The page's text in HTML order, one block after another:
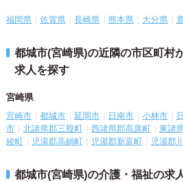
福岡県 佐賀県 長崎県 熊本県 大分県
都城市(宮崎県)の近隣の市区町村
求人を探す
宮崎県
宮崎市 都城市 延岡市 日南市 小林市
市
北諸県郡三股町 西諸県郡高原町 東諸
綾町
児湯郡高鍋町 児湯郡新富町 児湯郡
都城市(宮崎県)の介護・福祉の求